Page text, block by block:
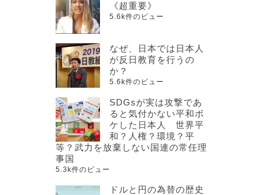
《超重要》
5.6k件のビュー
なぜ、日本では日本人
が反日教育を行うの
か？
5.6k件のビュー
SDGsが実は攻撃であ
ると気付かない平和ボ
ケした日本人 世界平
和？人権？環境？平
等？武力を放棄しない国連の常任理
事国
5.3k件のビュー
ドルと円の為替の歴史